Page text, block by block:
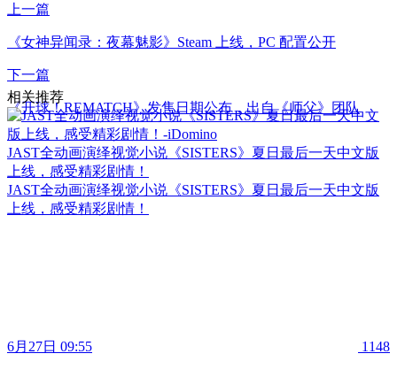
上一篇
《女神异闻录：夜幕魅影》Steam 上线，PC 配置公开
下一篇
《开球！REMATCH》发售日期公布，出自《师父》团队
相关推荐
JAST全动画演绎视觉小说《SISTERS》夏日最后一天中文版
上线，感受精彩剧情！
JAST全动画演绎视觉小说《SISTERS》夏日最后一天中文版
上线，感受精彩剧情！
6月27日 09:55 1148